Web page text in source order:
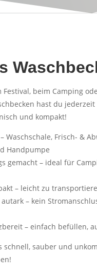
Festival, beim Camping
hast du
und kompakt!
Waschschale, Frisch- &
Handpumpe
gemacht – ideal für
– leicht zu
autark – kein
– einfach befüllen,
schnell, sauber und